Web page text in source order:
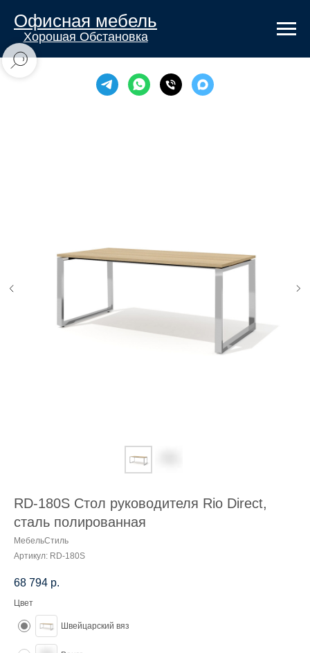
Офисная мебель
Хорошая Обстановка
RD-180S Стол руководителя Rio Direct,
сталь полированная
МебельСтиль
Артикул: RD-180S
68 794 р.
Цвет
Швейцарский вяз